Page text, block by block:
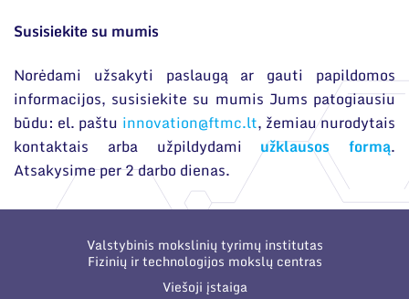
Susisiekite su mumis
Norėdami užsakyti paslaugą ar gauti papildomos
informacijos, susisiekite su mumis Jums patogiausiu
būdu: el. paštu innovation@ftmc.lt, žemiau nurodytais
kontaktais arba užpildydami užklausos formą.
Atsakysime per 2 darbo dienas.
Valstybinis mokslinių tyrimų institutas
Fizinių ir technologijos mokslų centras
Viešoji įstaiga